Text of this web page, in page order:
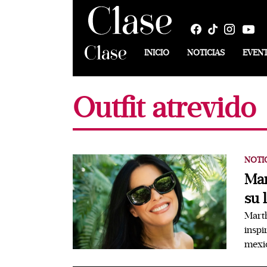
INICIO NOTICIAS
Outfit atrevido
su